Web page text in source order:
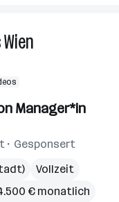
Wien
in
Wien
Manager*in
Gesponsert
Vollzeit
€ monatlich